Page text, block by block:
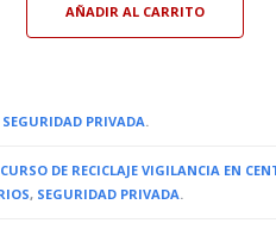
AÑADIR AL CARRITO
SEGURIDAD PRIVADA
CURSO DE RECICLAJE VIGILANCIA EN
, SEGURIDAD PRIVADA